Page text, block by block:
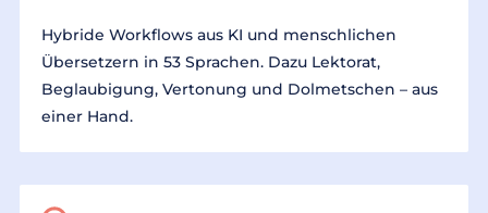
Hybride Workflows aus KI und menschlichen
Übersetzern in 53 Sprachen. Dazu Lektorat,
Beglaubigung, Vertonung und Dolmetschen – aus
einer Hand.